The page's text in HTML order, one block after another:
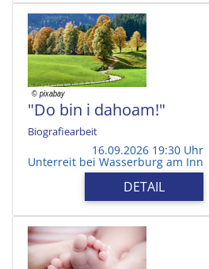
"Do bin i dahoam!"
Biografiearbeit
16.09.2026 19:30 Uhr
Unterreit bei Wasserburg am Inn
DETAIL